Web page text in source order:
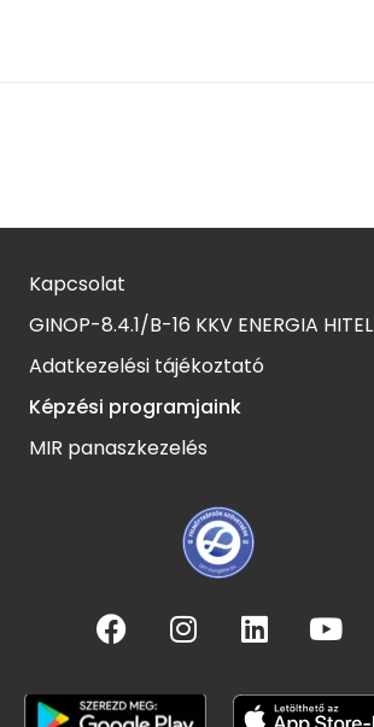
Kapcsolat
GINOP-8.4.1/B-16 KKV ENERGIA HITEL
Adatkezelési tájékoztató
Képzési programjaink
MIR panaszkezelés